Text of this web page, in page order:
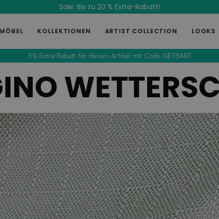
Sale: Bis zu 20 % Extra-Rabatt!
KOLLEKTIONEN ARTIST COLLECTION LOOKS
5% Extra Rabatt für diesen Artikel mit Code GET5ART